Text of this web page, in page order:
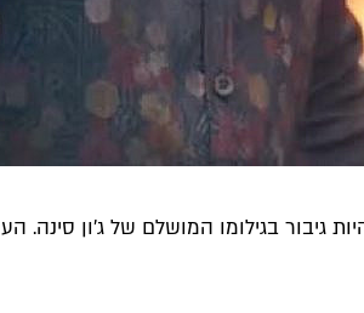
גיבור בגילומו המושלם של ג'ון סינה.